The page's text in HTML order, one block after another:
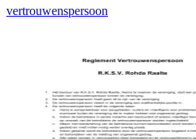
vertrouwenspersoon